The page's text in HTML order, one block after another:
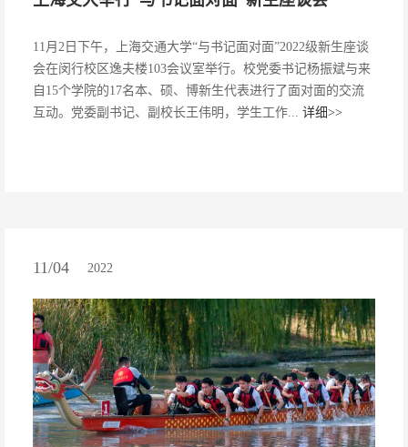
11月2日下午，上海交通大学“与书记面对面”2022级新生座谈
会在闵行校区逸夫楼103会议室举行。校党委书记杨振斌与来
自15个学院的17名本、硕、博新生代表进行了面对面的交流
互动。党委副书记、副校长王伟明，学生工作... 详细>>
11/04 2022